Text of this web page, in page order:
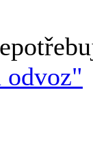
odvoz"